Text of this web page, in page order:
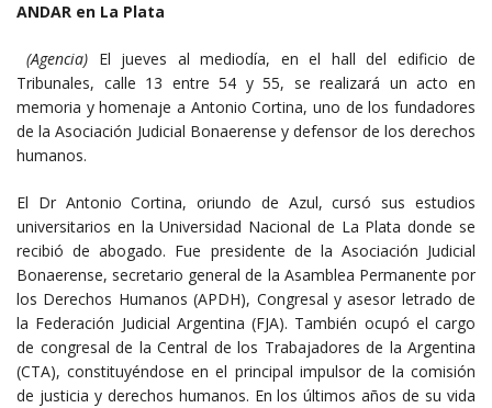
ANDAR en La Plata
(Agencia) El jueves al mediodía, en el hall del edificio de
Tribunales, calle 13 entre 54 y 55, se realizará un acto en
memoria y homenaje a Antonio Cortina, uno de los fundadores
de la Asociación Judicial Bonaerense y defensor de los derechos
humanos.
El Dr Antonio Cortina, oriundo de Azul, cursó sus estudios
universitarios en la Universidad Nacional de La Plata donde se
recibió de abogado. Fue presidente de la Asociación Judicial
Bonaerense, secretario general de la Asamblea Permanente por
los Derechos Humanos (APDH), Congresal y asesor letrado de
la Federación Judicial Argentina (FJA). También ocupó el cargo
de congresal de la Central de los Trabajadores de la Argentina
(CTA), constituyéndose en el principal impulsor de la comisión
de justicia y derechos humanos. En los últimos años de su vida